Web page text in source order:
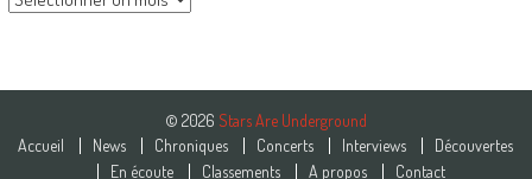
© 2026 Stars Are Underground
Accueil
News Chroniques Concerts Interviews
Découvertes
En écoute
Classements A propos Contact